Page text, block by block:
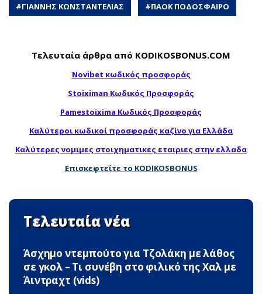
#ΓΙΑΝΝΗΣ ΚΩΝΣΤΑΝΤΕΛΙΑΣ #ΠΑΟΚ ΠΟΔΟΣΦΑΙΡΟ
Τελευταία άρθρα από KODIKOSBONUS.COM
Novibet κωδικός προσφοράς
Stoiximan Κωδικός Προσφοράς
Pamestoixima Κωδικός Προσφοράς
Καλύτεροι κωδικοί προσφοράς καζίνο για Ελλάδα
Καλύτερες νομιμες στοιχηματικες εταιριες στην ελλαδα
Επισκεφτείτε το KODIKOSBONUS
Τελευταία νέα
Άσχημο ντεμπούτο για Τζολάκη με λάθος
σε γκολ – Τι συνέβη στο φιλικό της Χαλ με
Άιντραχτ (vids)